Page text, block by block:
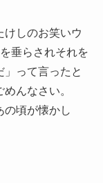
けしのお笑いウ
垂らされそれを
」って言ったと
んなさい。
の頃が懐かし